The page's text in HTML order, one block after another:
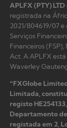
APLFX (PTY) LTD
registrada na
2021/804619/07
Serviços
Financeiros (FSP),
Act. A APLFX
Waverley
“FXGlobe
Limitada,
registo
Departamento
registada em 2,